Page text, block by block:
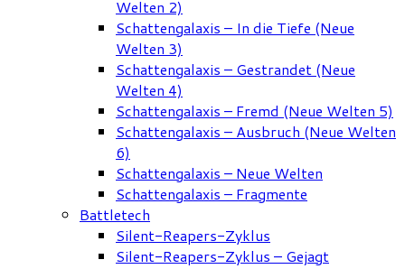
Welten 2)
Schattengalaxis – In die Tiefe (Neue
Welten 3)
Schattengalaxis – Gestrandet (Neue
Welten 4)
Schattengalaxis – Fremd (Neue Welten 5)
Schattengalaxis – Ausbruch (Neue Welten
6)
Schattengalaxis – Neue Welten
Schattengalaxis – Fragmente
Battletech
Silent-Reapers-Zyklus
Silent-Reapers-Zyklus – Gejagt